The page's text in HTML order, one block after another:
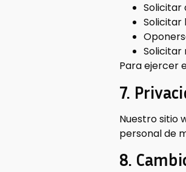
Solicitar
Solicitar
Solicitar
Para ejercer
7.
Nuestro sitio
personal de
8.